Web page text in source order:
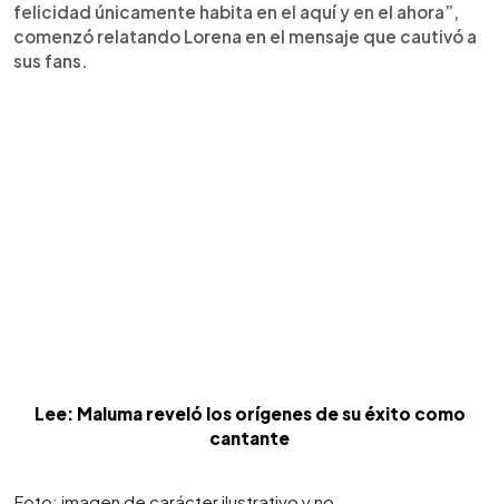
felicidad únicamente habita en el aquí y en el ahora”,
comenzó relatando Lorena en el mensaje que cautivó a
sus fans.
Lee: Maluma reveló los orígenes de su éxito como
cantante